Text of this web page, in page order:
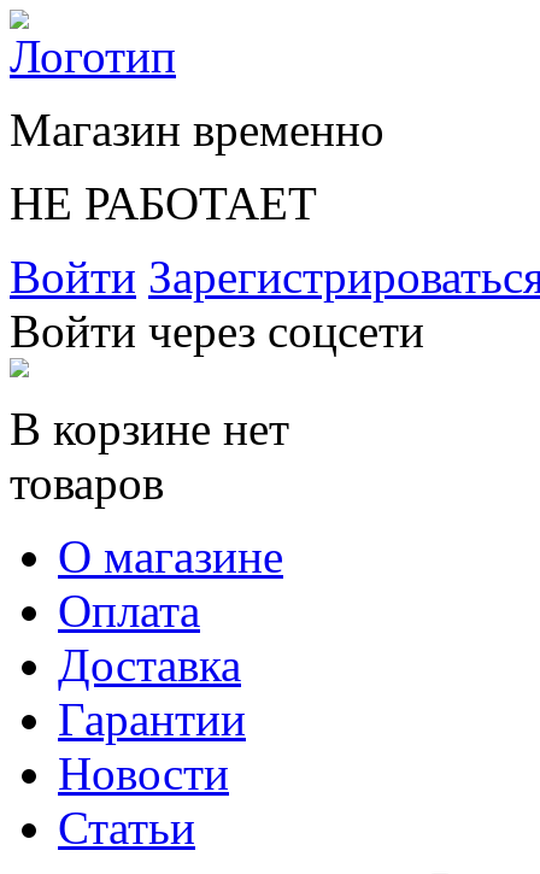
Магазин временно
НЕ РАБОТАЕТ
Войти
Войти через соцсети
В корзине нет
товаров
О магазине
Оплата
Доставка
Гарантии
Новости
Статьи